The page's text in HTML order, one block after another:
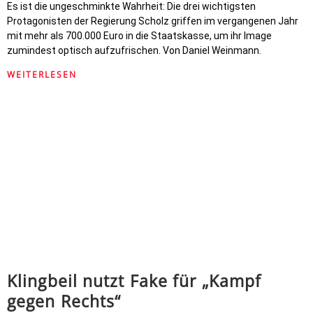
Es ist die ungeschminkte Wahrheit: Die drei wichtigsten
Protagonisten der Regierung Scholz griffen im vergangenen Jahr
mit mehr als 700.000 Euro in die Staatskasse, um ihr Image
zumindest optisch aufzufrischen. Von Daniel Weinmann.
WEITERLESEN
Klingbeil nutzt Fake für „Kampf
gegen Rechts“